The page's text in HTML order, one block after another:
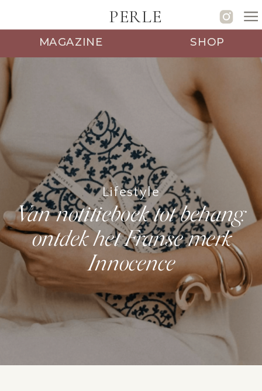
PERLE
MAGAZINE SHOP
Van notitieboek tot behang:
ontdek het Franse merk
Innocence
Lifestyle